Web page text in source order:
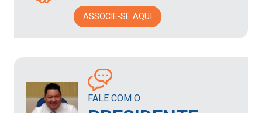
ASSOCIE-SE AQUI
FALE COM O